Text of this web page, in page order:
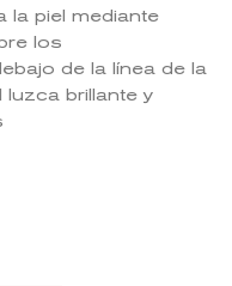
la piel mediante
los
de la línea de la
luzca brillante y